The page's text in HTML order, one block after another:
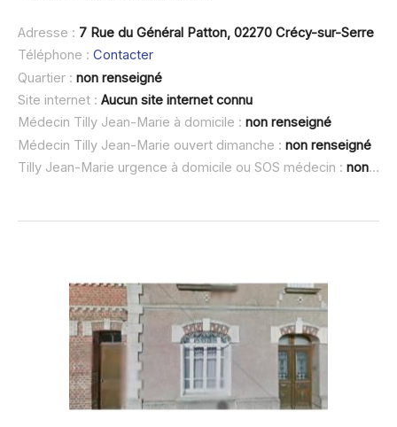
Adresse : 7 Rue du Général Patton, 02270 Crécy-sur-Serre
Téléphone : Contacter
Quartier : non renseigné
Site internet : Aucun site internet connu
Médecin Tilly Jean-Marie à domicile : non renseigné
Médecin Tilly Jean-Marie ouvert dimanche : non renseigné
Tilly Jean-Marie urgence à domicile ou SOS médecin : non renseigné